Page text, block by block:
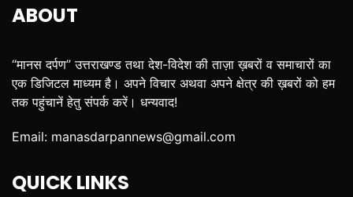
ABOUT
“मानस दर्पण” उत्तराखण्ड तथा देश-विदेश की ताज़ा ख़बरों व समाचारों का
एक डिजिटल माध्यम है। अपने विचार अथवा अपने क्षेत्र की ख़बरों को हम
तक पहुंचानें हेतु संपर्क करें। धन्यवाद!
Email: manasdarpannews@gmail.com
QUICK LINKS